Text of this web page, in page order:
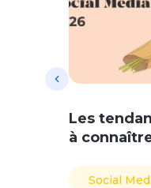
Les
à
Social